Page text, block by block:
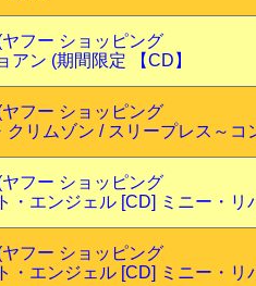
フー ショッピング
アン (期間限定 【CD】
フー ショッピング
リムゾン / スリープレス～コ
フー ショッピング
・エンジェル [CD] ミニー・リ
フー ショッピング
・エンジェル [CD] ミニー・リ